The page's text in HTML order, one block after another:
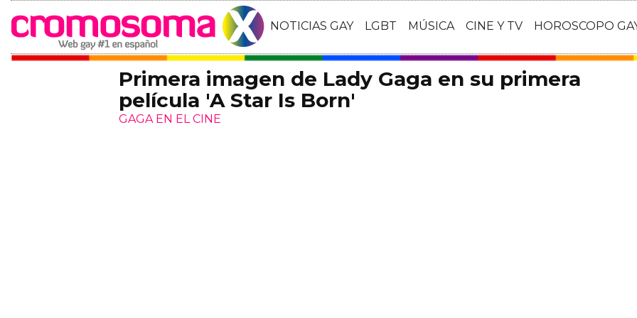
NOTICIAS GAY LGBT MÚSICA CINE Y TV HOROSCOPO
Primera imagen de Lady Gaga en su primera
película 'A Star Is Born'
GAGA EN EL CINE